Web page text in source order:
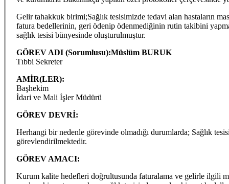
Gelir tahakkuk birimi;Sağlık tesisimizde tedavi alan hastaların
fatura bedellerinin, geri ödenip ödenmediğinin rutin takibini
sağlık tesisi bünyesinde oluşturulmuştur.
GÖREV ADI (Sorumlusu):Müslüm BURUK
Tıbbi Sekreter
AMİR(LER):
Başhekim
İdari ve Mali İşler Müdürü
GÖREV DEVRİ:
Herhangi bir nedenle görevinde olmadığı durumlarda; Sağlık
görevlendirilmektedir.
GÖREV AMACI:
Kurum kalite hedefleri doğrultusunda faturalama ve gelirle ilgili